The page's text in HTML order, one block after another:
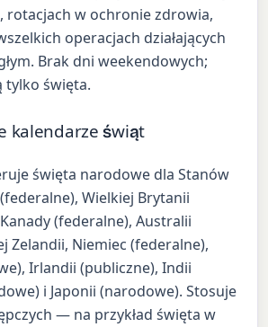
rotacjach w ochronie zdrowia,
operacjach działających
Brak dni weekendowych;
tylko święta.
kalendarze świąt
święta narodowe dla Stanów
Wielkiej Brytanii
(federalne), Australii
Zelandii, Niemiec (federalne),
Irlandii (publiczne), Indii
i Japonii (narodowe). Stosuje
— na przykład święta w